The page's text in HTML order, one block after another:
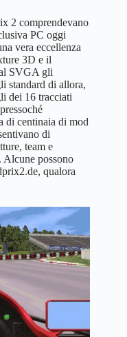
2 comprendevano
PC oggi
vera eccellenza
3D e il
SVGA gli
standard di allora,
dei 16 tracciati
di centinaia di mod
di
team e
Alcune possono
qualora